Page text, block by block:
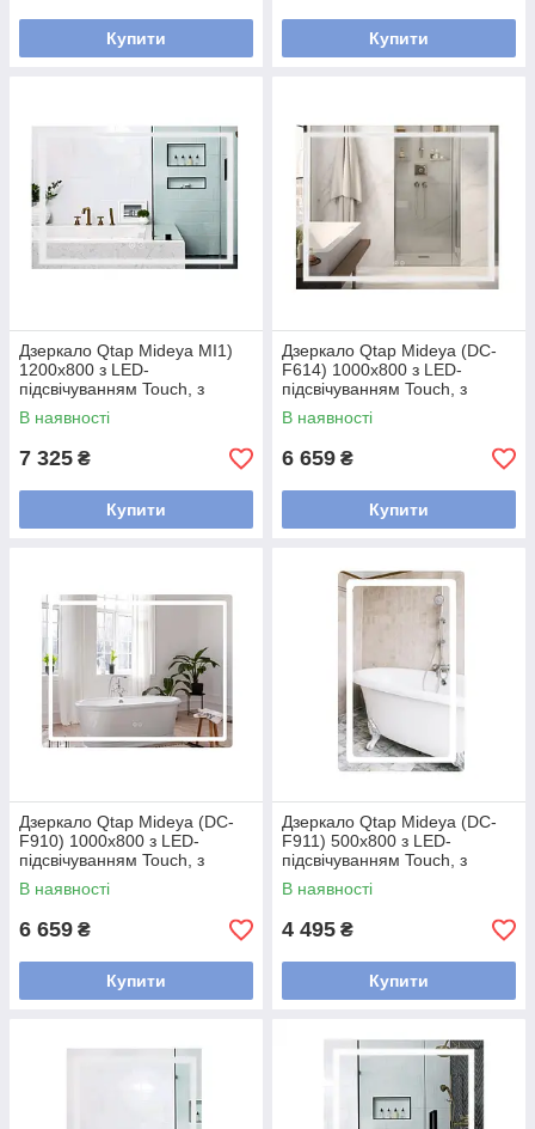
Купити Купити
Дзеркало Qtap Mideya MI1)
1200х800 з LED-
підсвічуванням Touch, з
антизапотіванням, димером
QT2078F613W
В наявності
7 325 ₴
Купити
Дзеркало Qtap Mideya (DC-
F614) 1000х800 з LED-
підсвічуванням Touch, з
антизапотіванням, димером
QT2078F614W
В наявності
6 659 ₴
Купити
Дзеркало Qtap Mideya (DC-
F910) 1000х800 з LED-
підсвічуванням Touch, з
антизапотіванням, димером
QT2078F910W
В наявності
6 659 ₴
Купити
Дзеркало Qtap Mideya (DC-
F911) 500х800 з LED-
підсвічуванням Touch, з
антизапотіванням, димером
QT2078F911W
В наявності
4 495 ₴
Купити